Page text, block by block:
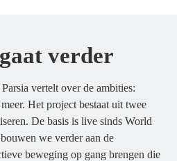
verder
vertelt over de ambities:
Het project bestaat uit twee
De basis is live sinds World
we verder aan de
beweging op gang brengen die